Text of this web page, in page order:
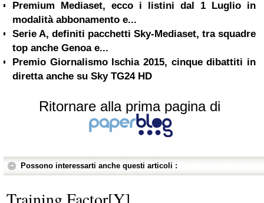
Premium Mediaset, ecco i listini dal 1 Luglio in
modalità abbonamento e...
Serie A, definiti pacchetti Sky-Mediaset, tra squadre
top anche Genoa e...
Premio Giornalismo Ischia 2015, cinque dibattiti in
diretta anche su Sky TG24 HD
Ritornare alla prima pagina di
Possono interessarti anche questi articoli :